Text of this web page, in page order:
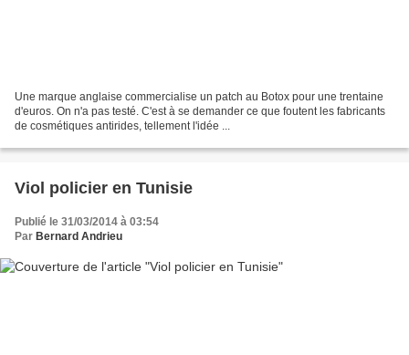
Une marque anglaise commercialise un patch au Botox pour une trentaine
d'euros. On n'a pas testé. C'est à se demander ce que foutent les fabricants
de cosmétiques antirides, tellement l'idée ...
Viol policier en Tunisie
Publié le 31/03/2014 à 03:54
Par Bernard Andrieu